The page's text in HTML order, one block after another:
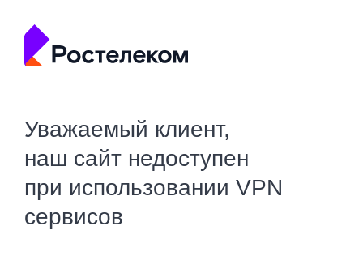
Уважаемый клиент,
наш сайт недоступен
при использовании VPN
сервисов